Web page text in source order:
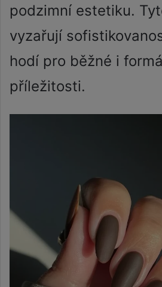
podzimní estetiku.
vyzařují
hodí pro běžné i
příležitosti.